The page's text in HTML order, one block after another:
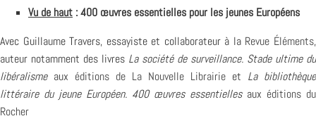
Vu de haut : 400 œuvres essentielles pour les jeunes Européens
Avec Guillaume Travers, essayiste et collaborateur à la Revue Éléments,
auteur notamment des livres La société de surveillance. Stade ultime du
libéralismeaux éditions de La Nouvelle Librairie et La bibliothèque
littéraire du jeune Européen. 400 œuvres essentiellesaux éditions du
Rocher